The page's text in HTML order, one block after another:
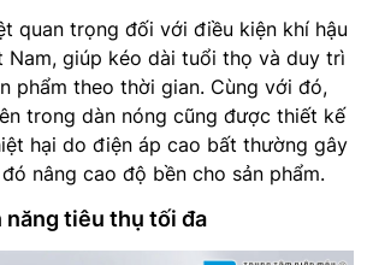
quan trọng đối với điều kiện khí hậu
Nam, giúp kéo dài tuổi thọ và duy trì
phẩm theo thời gian. Cùng với đó,
trong dàn nóng cũng được thiết kế
hại do điện áp cao bất thường gây
nâng cao độ bền cho sản phẩm.
tiêu thụ tối đa